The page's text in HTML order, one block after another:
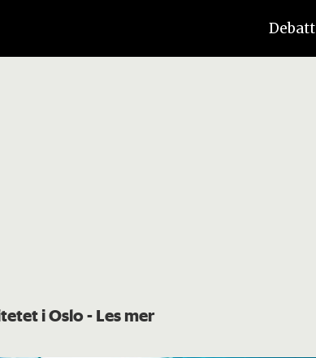
Debatt
i Oslo- Les mer